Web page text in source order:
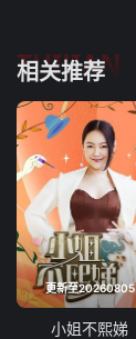
相关推荐
TUIJIAN
更新至20260805
小姐不熙娣